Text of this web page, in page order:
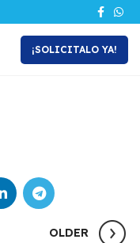
¡SOLICITALO YA!
OLDER